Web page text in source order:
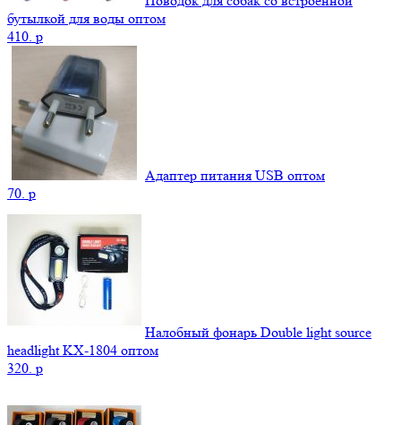
бутылкой для воды оптом
410. p
Адаптер питания USB оптом
70. p
Налобный фонарь Double light source
headlight KX-1804 оптом
320. p